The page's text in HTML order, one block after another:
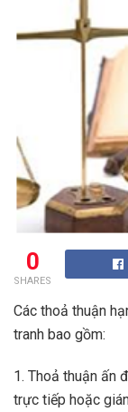
0
SHARES
Các thoả thuận
tranh bao gồm:
1. Thoả thuận ấn
trực tiếp hoặc